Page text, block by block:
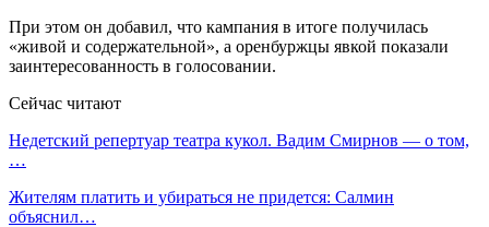
При этом он добавил, что кампания в итоге получилась
«живой и содержательной», а оренбуржцы явкой показали
заинтересованность в голосовании.
Сейчас читают
Недетский репертуар театра кукол. Вадим Смирнов — о том,
…
Жителям платить и убираться не придется: Салмин
объяснил…